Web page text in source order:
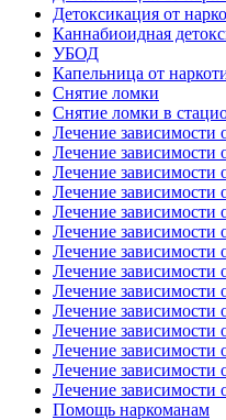
Детоксикация от
Каннабиоидная
УБОД
Капельница от
Снятие ломки
Снятие ломки в
Лечение зависимости
Лечение зависимости
Лечение зависимости
Лечение зависимости
Лечение зависимости
Лечение зависимости
Лечение зависимости
Лечение зависимости
Лечение зависимости
Лечение зависимости
Лечение зависимости
Лечение зависимости
Лечение зависимости
Лечение зависимости
Помощь наркоманам